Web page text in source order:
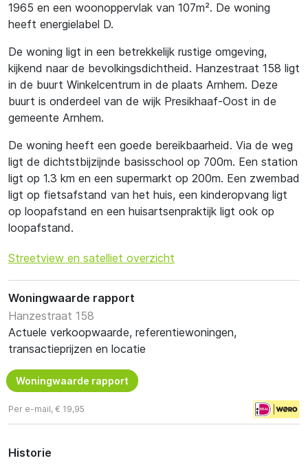
1965 en een woonoppervlak van 107m². De woning
heeft energielabel D.
De woning ligt in een betrekkelijk rustige omgeving,
kijkend naar de bevolkingsdichtheid. Hanzestraat 158 ligt
in de buurt Winkelcentrum in de plaats Arnhem. Deze
buurt is onderdeel van de wijk Presikhaaf-Oost in de
gemeente Arnhem.
De woning heeft een goede bereikbaarheid. Via de weg
ligt de dichtstbijzijnde basisschool op 700m. Een station
ligt op 1.3 km en een supermarkt op 200m. Een zwembad
ligt op fietsafstand van het huis, een kinderopvang ligt
op loopafstand en een huisartsenpraktijk ligt ook op
loopafstand.
Streetview en satelliet overzicht
Woningwaarde rapport
Hanzestraat 158
Actuele verkoopwaarde, referentiewoningen,
transactieprijzen en locatie
Woningwaarde rapport
Per e-mail, € 19,95
Historie